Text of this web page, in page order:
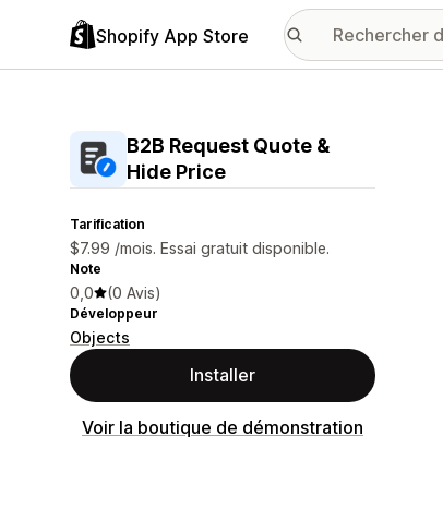
Shopify App Store
B2B Request Quote &
Hide Price
Tarification
$7.99 /mois. Essai gratuit disponible.
Note
0,0 (0 Avis)
Développeur
Objects
Installer
Voir la boutique de démonstration